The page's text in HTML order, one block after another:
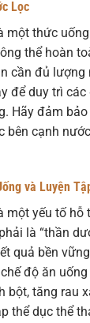
Lọc
một thức
thể hoàn
cần đủ lượng
để duy trì các
Hãy đảm
bên cạnh
và Luyện
một yếu tố hỗ
là “thần
quả bền
độ ăn
bột, tăng rau
thể dục thể